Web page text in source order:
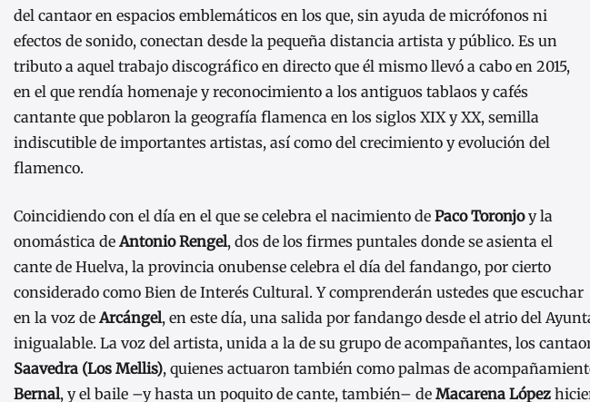
del cantaor en espacios emblemáticos en los que, sin ayuda de micrófonos ni
efectos de sonido, conectan desde la pequeña distancia artista y público. Es un
tributo a aquel trabajo discográfico en directo que él mismo llevó a cabo en 2015,
en el que rendía homenaje y reconocimiento a los antiguos tablaos y cafés
cantante que poblaron la geografía flamenca en los siglos XIX y XX, semilla
indiscutible de importantes artistas, así como del crecimiento y evolución del
flamenco.
Coincidiendo con el día en el que se celebra el nacimiento de Paco Toronjoy la
onomástica deAntonio Rengel, dos de los firmes puntales donde se asienta el
cante de Huelva, la provincia onubense celebra el día del fandango, por cierto
considerado como Bien de Interés Cultural. Y comprenderán ustedes que escuchar
en la voz deArcángel, en este día, una salida por fandango desde el atrio del
inigualable. La voz del artista, unida a la de su grupo de acompañantes, los
Saavedra (Los Mellis), quienes actuaron también como palmas de
Bernal, y el baile –y hasta un poquito de cante, también– de Macarena López